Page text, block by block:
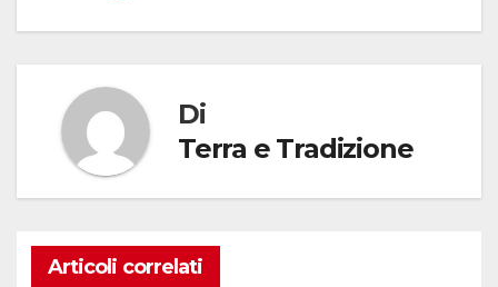
Di
Terra e Tradizione
Articoli correlati